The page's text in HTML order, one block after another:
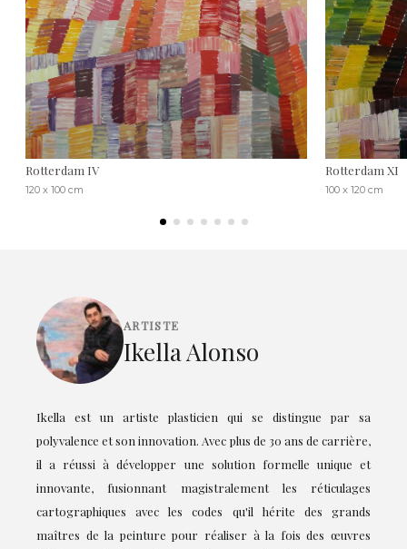
Rotterdam IV
120 x 100 cm
Rotterdam XI
100 x 120 cm
ARTISTE
Ikella Alonso
Ikella est un artiste plasticien qui se distingue par sa
polyvalence et son innovation. Avec plus de 30 ans de carrière,
il a réussi à développer une solution formelle unique et
innovante, fusionnant magistralement les réticulages
cartographiques avec les codes qu'il hérite des grands
maîtres de la peinture pour réaliser à la fois des œuvres